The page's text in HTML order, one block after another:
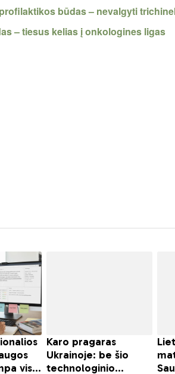
būdas – nevalgyti
– tiesus kelias į onkologines ligas